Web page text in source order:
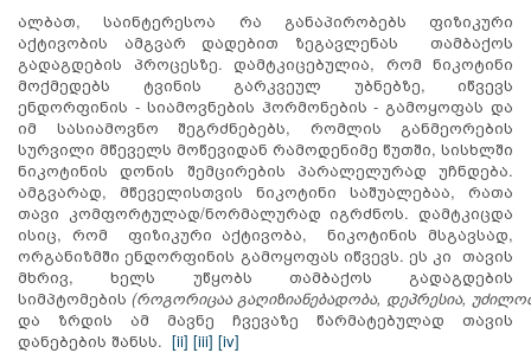
ალბათ, საინტერესოა რა განაპირობებს ფიზიკური
აქტივობის ამგვარ დადებით ზეგავლენას თამბაქოს
გადაგდების პროცესზე. დამტკიცებულია, რომ ნიკოტინი
მოქმედებს ტვინის გარკვეულ უბნებზე, იწვევს
ენდორფინის - სიამოვნების ჰორმონების - გამოყოფას და
იმ სასიამოვნო შეგრძნებებს, რომლის განმეორების
სურვილი მწეველს მოწევიდან რამოდენიმე წუთში, სისხლში
ნიკოტინის დონის შემცირების პარალელურად უჩნდება.
ამგვარად, მწეველისთვის ნიკოტინი საშუალებაა, რათა
თავი კომფორტულად/ნორმალურად იგრძნოს. დამტკიცდა
ისიც, რომ ფიზიკური აქტივობა, ნიკოტინის მსგავსად,
ორგანიზმში ენდორფინის გამოყოფას იწვევს. ეს კი თავის
მხრივ, ხელს უწყობს თამბაქოს გადაგდების
სიმპტომების (როგორიცაა გაღიზიანებადობა, დეპრესია,
და ზრდის ამ მავნე ჩვევაზე წარმატებულად თავის
დანებების შანსს. [ii] [iii] [iv]